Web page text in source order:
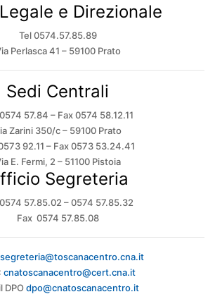
e Direzionale
Tel 0574.57.85.89
Perlasca 41 – 59100 Prato
Sedi Centrali
57.84 – Fax 0574 58.12.11
Zarini 350/c – 59100 Prato
92.11 – Fax 0573 53.24.41
E. Fermi, 2 – 51100 Pistoia
Segreteria
57.85.02 – 0574 57.85.32
Fax 0574 57.85.08
segreteria@toscanacentro.cna.it
cnatoscanacentro@cert.cna.it
DPOdpo@cnatoscanacentro.it